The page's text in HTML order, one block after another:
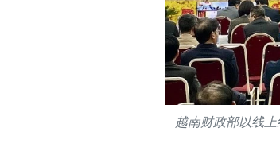
越南财政部以线